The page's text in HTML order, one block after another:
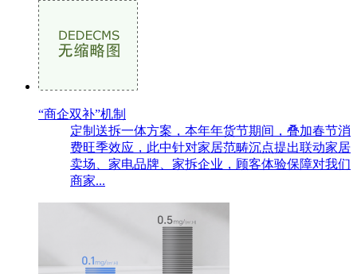
“商企双补”机制
定制送拆一体方案，本年年货节期间，叠加春节消
费旺季效应，此中针对家居范畴沉点提出联动家居
卖场、家电品牌、家拆企业，顾客体验保障对我们
商家...